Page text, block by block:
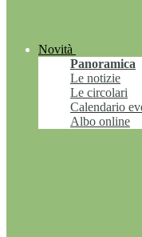
Novità
Panoramica
Le notizie
Le circolari
Calendario
Albo online